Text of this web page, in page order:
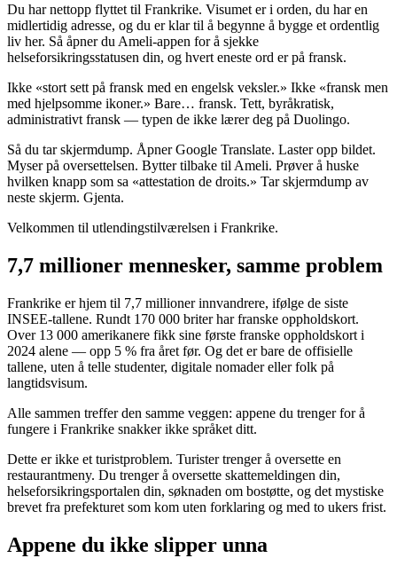
Du har nettopp flyttet til Frankrike. Visumet er i orden, du har en
midlertidig adresse, og du er klar til å begynne å bygge et ordentlig
liv her. Så åpner du Ameli-appen for å sjekke
helseforsikringsstatusen din, og hvert eneste ord er på fransk.
Ikke «stort sett på fransk med en engelsk veksler.» Ikke «fransk men
med hjelpsomme ikoner.» Bare… fransk. Tett, byråkratisk,
administrativt fransk — typen de ikke lærer deg på Duolingo.
Så du tar skjermdump. Åpner Google Translate. Laster opp bildet.
Myser på oversettelsen. Bytter tilbake til Ameli. Prøver å huske
hvilken knapp som sa «attestation de droits.» Tar skjermdump av
neste skjerm. Gjenta.
Velkommen til utlendingstilværelsen i Frankrike.
7,7 millioner mennesker, samme problem
Frankrike er hjem til 7,7 millioner innvandrere, ifølge de siste
INSEE-tallene. Rundt 170 000 briter har franske oppholdskort.
Over 13 000 amerikanere fikk sine første franske oppholdskort i
2024 alene — opp 5 % fra året før. Og det er bare de offisielle
tallene, uten å telle studenter, digitale nomader eller folk på
langtidsvisum.
Alle sammen treffer den samme veggen: appene du trenger for å
fungere i Frankrike snakker ikke språket ditt.
Dette er ikke et turistproblem. Turister trenger å oversette en
restaurantmeny. Du trenger å oversette skattemeldingen din,
helseforsikringsportalen din, søknaden om bostøtte, og det mystiske
brevet fra prefekturet som kom uten forklaring og med to ukers frist.
Appene du ikke slipper unna